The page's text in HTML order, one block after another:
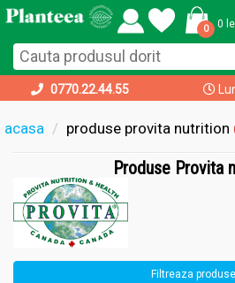
0 0
0770.22.44.55
acasa produse provita nutrition
Produse Provita
Filtreaza